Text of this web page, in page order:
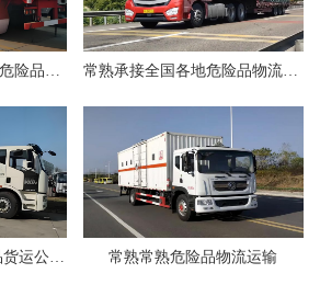
常熟浦洋物流承接厂区危险品物流 常熟承接全国各地危险品物流业务
常熟危险品物流 危化品货运公司 找浦洋物流 常熟常熟危险品物流运输